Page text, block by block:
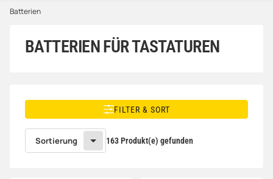
Batterien
BATTERIEN FÜR TASTATUREN
FILTER & SORT
Sortierung 163 Produkt(e) gefunden